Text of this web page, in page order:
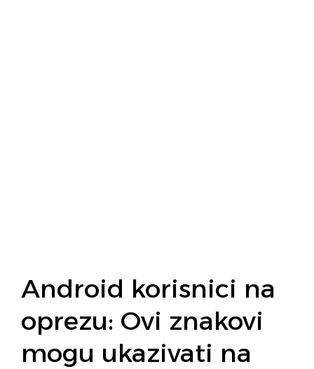
Android korisnici na
oprezu: Ovi znakovi
mogu ukazivati na